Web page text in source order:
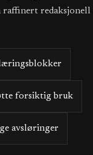
redaksjonell
forsiktig bruk
avsløringer